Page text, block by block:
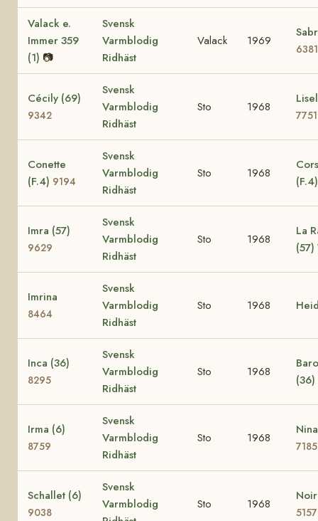
Valack e.
Immer 359
(1) 📷
Svensk
Varmblodig
Ridhäst
Valack 1969
6381
Cécily (69)
9342
Svensk
Varmblodig
Ridhäst
Sto 1968
7751
Conette
(F.4) 9194
Svensk
Varmblodig
Ridhäst
Sto 1968
Imra (57)
9629
Svensk
Varmblodig
Ridhäst
Sto 1968
La
(57)
Imrina
8464
Svensk
Varmblodig
Ridhäst
Sto 1968
Inca (36)
8295
Svensk
Varmblodig
Ridhäst
Sto 1968
(36)
Irma (6)
8759
Svensk
Varmblodig
Ridhäst
Sto 1968
7185
Schallet (6)
9038
Svensk
Varmblodig
Sto 1968
5157